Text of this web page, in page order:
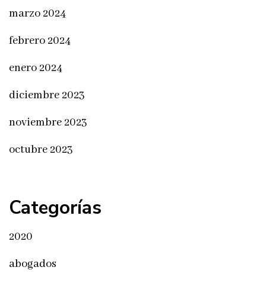
marzo 2024
febrero 2024
enero 2024
diciembre 2023
noviembre 2023
octubre 2023
Categorías
2020
abogados